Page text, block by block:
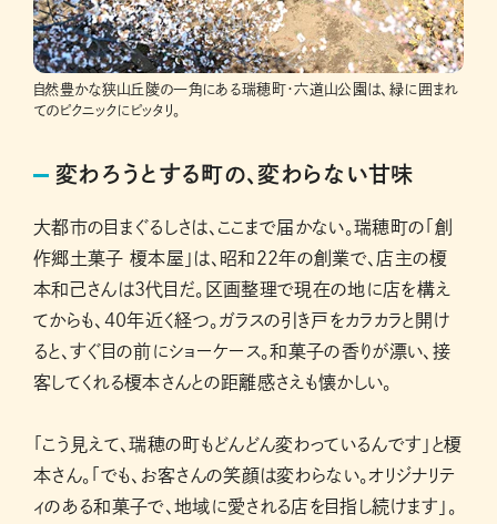
自然豊かな狭山丘陵の一角にある瑞穂町・六道山公園は、緑に囲まれ
てのピクニックにピッタリ。
変わろうとする町の、変わらない甘味
大都市の目まぐるしさは、ここまで届かない。瑞穂町の「創
作郷土菓子 榎本屋」は、昭和22年の創業で、店主の榎
本和己さんは3代目だ。区画整理で現在の地に店を構え
てからも、40年近く経つ。ガラスの引き戸をカラカラと開け
ると、すぐ目の前にショーケース。和菓子の香りが漂い、接
客してくれる榎本さんとの距離感さえも懐かしい。
「こう見えて、瑞穂の町もどんどん変わっているんです」と榎
本さん。「でも、お客さんの笑顔は変わらない。オリジナリテ
ィのある和菓子で、地域に愛される店を目指し続けます」。